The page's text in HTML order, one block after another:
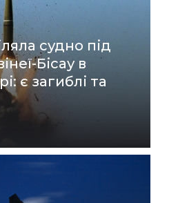
судно під
Бісау в
є загиблі та